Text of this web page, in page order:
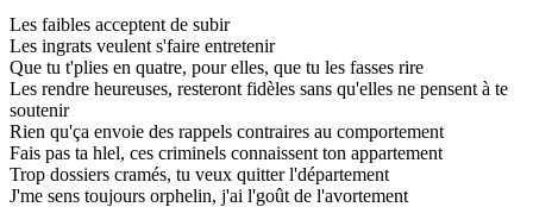
Les faibles acceptent de subir
Les ingrats veulent s'faire entretenir
Que tu t'plies en quatre, pour elles, que tu les fasses rire
Les rendre heureuses, resteront fidèles sans qu'elles ne pensent à te
soutenir
Rien qu'ça envoie des rappels contraires au comportement
Fais pas ta hlel, ces criminels connaissent ton appartement
Trop dossiers cramés, tu veux quitter l'département
J'me sens toujours orphelin, j'ai l'goût de l'avortement